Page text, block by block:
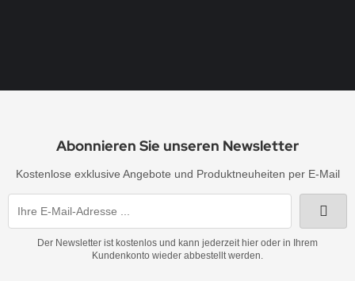
Abonnieren Sie unseren Newsletter
Kostenlose exklusive Angebote und Produktneuheiten per E-Mail
Der Newsletter ist kostenlos und kann jederzeit hier oder in Ihrem
Kundenkonto wieder abbestellt werden.